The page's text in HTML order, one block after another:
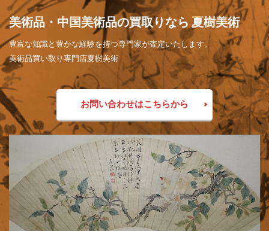
美術品・中国美術品の買取りなら 夏樹美術
豊富な知識と豊かな経験を持つ専門家が査定いたします。
美術品買い取り専門店夏樹美術
お問い合わせはこちらから